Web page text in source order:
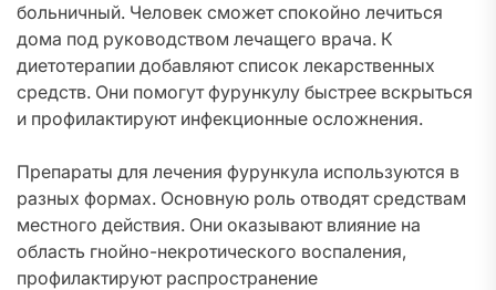
больничный. Человек сможет спокойно лечиться
дома под руководством лечащего врача. К
диетотерапии добавляют список лекарственных
средств. Они помогут фурункулу быстрее вскрыться
и профилактируют инфекционные осложнения.
Препараты для лечения фурункула используются в
разных формах. Основную роль отводят средствам
местного действия. Они оказывают влияние на
область гнойно-некротического воспаления,
профилактируют распространение